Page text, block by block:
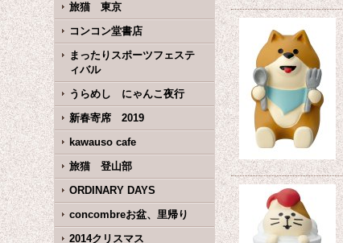
旅猫 東京
コンコン堂書店
まったりスポーツフェステ
ィバル
うらめし にゃんこ夜行
新春寄席 2019
kawauso cafe
旅猫 登山部
ORDINARY DAYS
concombreお盆、里帰り
2014クリスマス